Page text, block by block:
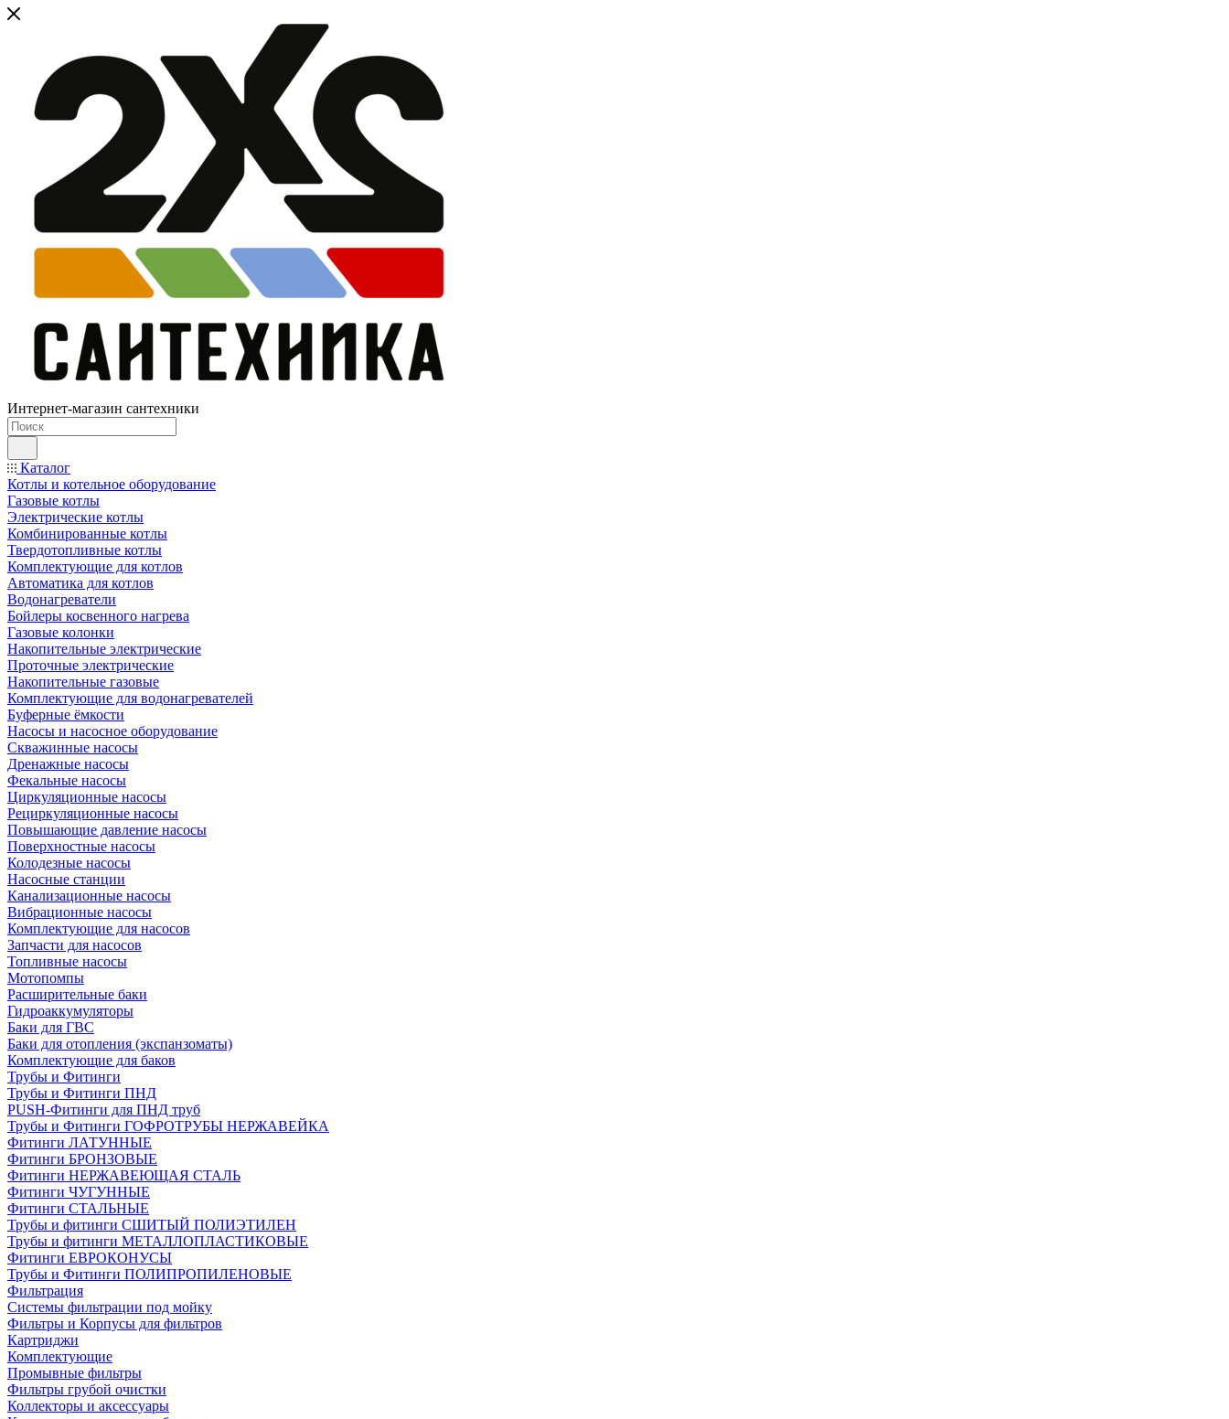
Интернет-магазин сантехники
Каталог
Котлы и котельное оборудование
Газовые котлы
Электрические котлы
Комбинированные котлы
Твердотопливные котлы
Комплектующие для котлов
Автоматика для котлов
Водонагреватели
Бойлеры косвенного нагрева
Газовые колонки
Накопительные электрические
Проточные электрические
Накопительные газовые
Комплектующие для водонагревателей
Буферные ёмкости
Насосы и насосное оборудование
Скважинные насосы
Дренажные насосы
Фекальные насосы
Циркуляционные насосы
Рециркуляционные насосы
Повышающие давление насосы
Поверхностные насосы
Колодезные насосы
Насосные станции
Канализационные насосы
Вибрационные насосы
Комплектующие для насосов
Запчасти для насосов
Топливные насосы
Мотопомпы
Расширительные баки
Гидроаккумуляторы
Баки для ГВС
Баки для отопления (экспанзоматы)
Комплектующие для баков
Трубы и Фитинги
Трубы и Фитинги ПНД
PUSH-Фитинги для ПНД труб
Трубы и Фитинги ГОФРОТРУБЫ НЕРЖАВЕЙКА
Фитинги ЛАТУННЫЕ
Фитинги БРОНЗОВЫЕ
Фитинги НЕРЖАВЕЮЩАЯ СТАЛЬ
Фитинги ЧУГУННЫЕ
Фитинги СТАЛЬНЫЕ
Трубы и фитинги СШИТЫЙ ПОЛИЭТИЛЕН
Трубы и фитинги МЕТАЛЛОПЛАСТИКОВЫЕ
Фитинги ЕВРОКОНУСЫ
Трубы и Фитинги ПОЛИПРОПИЛЕНОВЫЕ
Фильтрация
Системы фильтрации под мойку
Фильтры и Корпусы для фильтров
Картриджи
Комплектующие
Промывные фильтры
Фильтры грубой очистки
Коллекторы и аксессуары